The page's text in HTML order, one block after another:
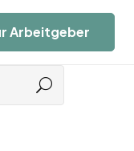
Arbeitgeber